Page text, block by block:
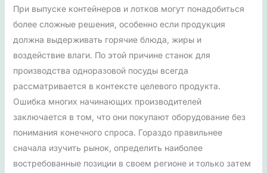
При выпуске контейнеров и лотков могут понадобиться
более сложные решения, особенно если продукция
должна выдерживать горячие блюда, жиры и
воздействие влаги. По этой причине станок для
производства одноразовой посуды всегда
рассматривается в контексте целевого продукта.
Ошибка многих начинающих производителей
заключается в том, что они покупают оборудование без
понимания конечного спроса. Гораздо правильнее
сначала изучить рынок, определить наиболее
востребованные позиции в своем регионе и только затем